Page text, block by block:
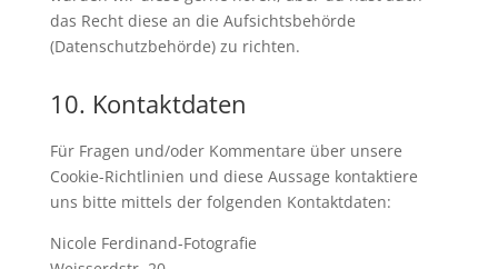
das Recht diese an die Aufsichtsbehörde
(Datenschutzbehörde) zu richten.
10. Kontaktdaten
Für Fragen und/oder Kommentare über unsere
Cookie-Richtlinien und diese Aussage kontaktiere
uns bitte mittels der folgenden Kontaktdaten:
Nicole Ferdinand-Fotografie